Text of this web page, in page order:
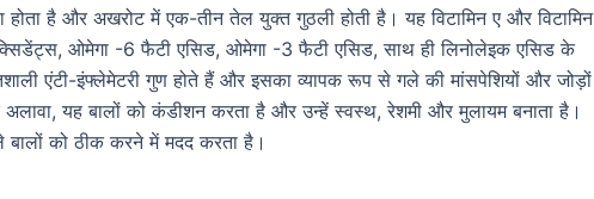
है और अखरोट में एक-तीन तेल युक्त गुठली होती है। यह विटामिन ए और विटामिन
ओमेगा -6 फैटी एसिड, ओमेगा -3 फैटी एसिड, साथ ही लिनोलेइक एसिड के
एंटी-इंफ्लेमेटरी गुण होते हैं और इसका व्यापक रूप से गले की मांसपेशियों और जोड़ों
यह बालों को कंडीशन करता है और उन्हें स्वस्थ, रेशमी और मुलायम बनाता है।
बालों को ठीक करने में मदद करता है।